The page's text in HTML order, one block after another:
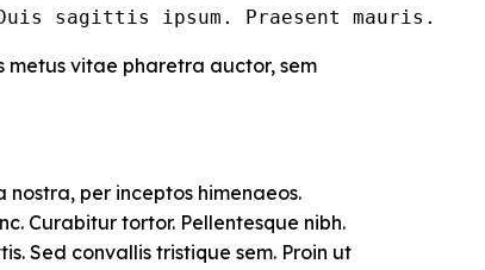
sagittis ipsum. Praesent mauris.
metus vitae pharetra auctor, sem
per inceptos himenaeos.
Curabitur tortor. Pellentesque nibh.
Sed convallis tristique sem. Proin ut